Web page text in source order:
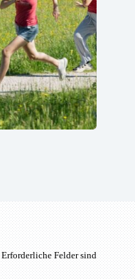
Erforderliche Felder sind